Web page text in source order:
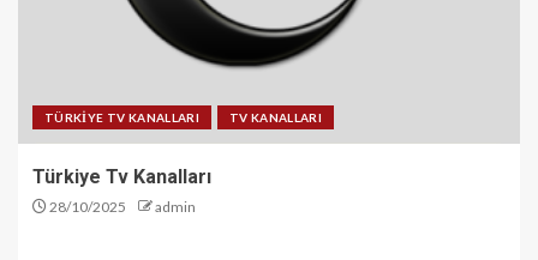
TÜRKİYE TV KANALLARI TV KANALLARI
Türkiye Tv Kanalları
28/10/2025 admin